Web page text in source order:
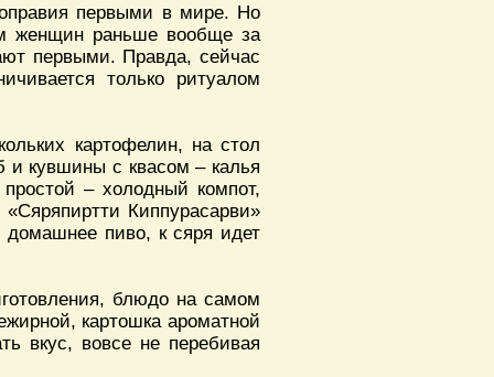
первыми в мире. Но
женщин раньше вообще за
первыми. Правда, сейчас
только ритуалом
картофелин, на стол
и кувшины с квасом – калья
– холодный компот,
Киппурасарви»
домашнее пиво, к сяря идет
блюдо на самом
картошка ароматной
вкус, вовсе не перебивая